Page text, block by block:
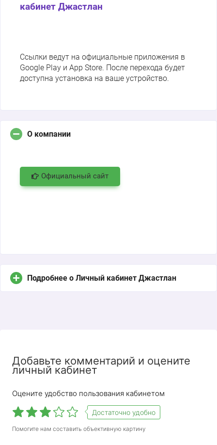
кабинет Джастлан
Ссылки ведут на официальные приложения в
Google Play и App Store. После перехода будет
доступна установка на ваше устройство.
О компании
Официальный сайт
Подробнее о Личный кабинет Джастлан
диапазоном тарифов и частыми скидками /
рекламными предложениями для новых
пользователей. Провайдер занимается
подключением к Интернету и IPTV. После
Добавьте комментарий и оцените
личный кабинет
Оцените удобство пользования кабинетом
Достаточно удобно
Помогите нам составить объективную картину